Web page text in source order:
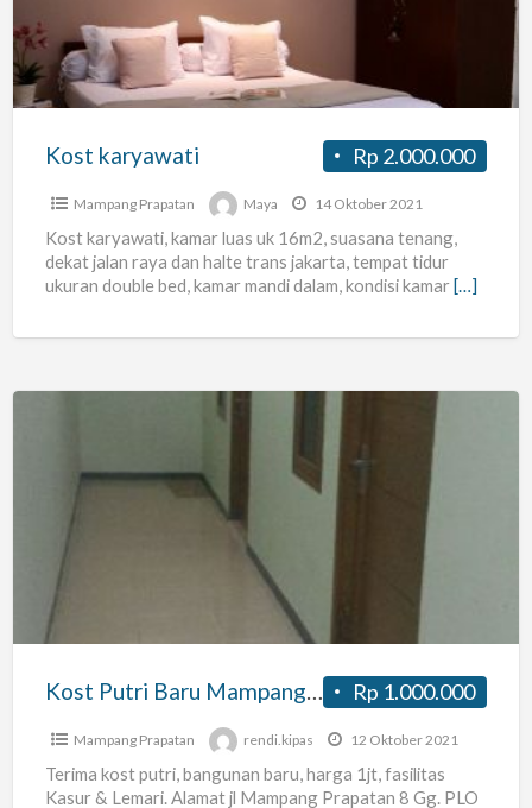
Rp 2.000.000
Kost karyawati
Mampang Prapatan Maya 14 Oktober 2021
Kost karyawati, kamar luas uk 16m2, suasana tenang,
dekat jalan raya dan halte trans jakarta, tempat tidur
ukuran double bed, kamar mandi dalam, kondisi kamar[…]
Mampang
Prapatan
Jaksel
Rp 1.000.000
Kost Putri Baru Mampang Prapatan 8 Jaksel
Mampang Prapatan rendi.kipas 12 Oktober 2021
Terima kost putri, bangunan baru, harga 1jt, fasilitas
Kasur & Lemari. Alamat jl Mampang Prapatan 8 Gg. PLO